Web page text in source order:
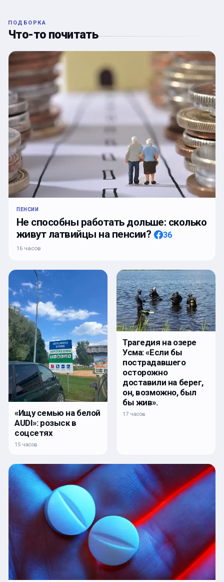
ПОДБОРКА
Что-то почитать
ПЕНСИИ
Не способны работать дольше: сколько
живут латвийцы на пенсии?
36
16 часов
«Ищу семью на белой
AUDI»: розыск в
соцсетях
15 часов
Трагедия на озере
Усма: «Если бы
пострадавшего
осторожно
доставили на берег,
он, возможно, был
бы жив».
17 часов